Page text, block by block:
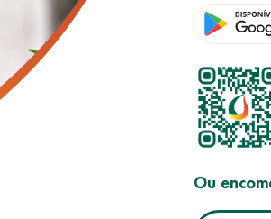
Ou